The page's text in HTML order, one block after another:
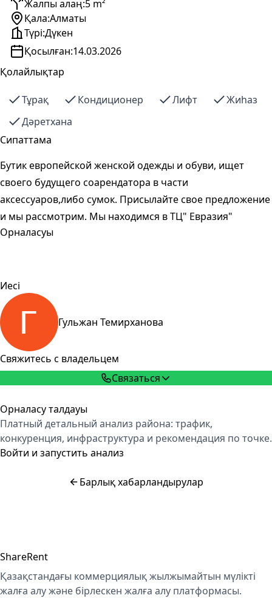
Жалпы алаң:5 m²
Қала:Алматы
Түрі:Дүкен
Қосылған:14.03.2026
Қолайлықтар
Тұрақ Кондиционер Лифт
Жиһаз
Дәретхана
Сипаттама
Бутик европейской женской одежды и обуви, ищет
своего будущего соарендатора в части
аксессуаров,либо сумок. Присылайте свое предложение
и мы рассмотрим. Мы находимся в ТЦ" Евразия"
Орналасуы
Иесі
Гульжан Темирханова
Свяжитесь с владельцем
Связаться
Орналасу талдауы
Платный детальный анализ района: трафик,
конкуренция, инфраструктура и рекомендация по точке.
Войти и запустить анализ
Барлық хабарландырулар
ShareRent
Қазақстандағы коммерциялық жылжымайтын мүлікті
жалға алу және бірлескен жалға алу платформасы.